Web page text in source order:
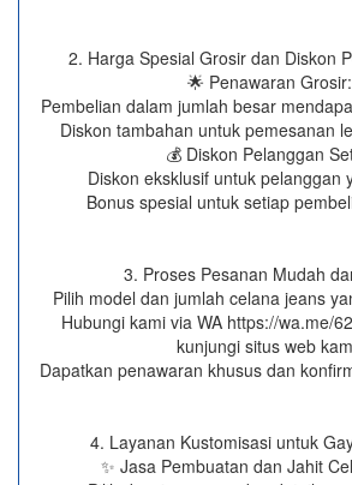
2. Harga Spesial Grosir dan Diskon
🌟 Penawaran Grosir:
Pembelian dalam jumlah besar
Diskon tambahan untuk pemesanan
💰 Diskon Pelanggan
Diskon eksklusif untuk pelanggan
Bonus spesial untuk setiap
3. Proses Pesanan Mudah
Pilih model dan jumlah celana jeans
Hubungi kami via WA https://wa.me/
kunjungi situs web
Dapatkan penawaran khusus dan
4. Layanan Kustomisasi untuk
✨ Jasa Pembuatan dan Jahit